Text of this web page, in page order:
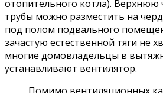
отопительного котла). Верхнюю
трубы можно разместить на
под полом подвального
зачастую естественной тяги не
многие домовладельцы в
устанавливают вентилятор.
Помимо вентиляционных